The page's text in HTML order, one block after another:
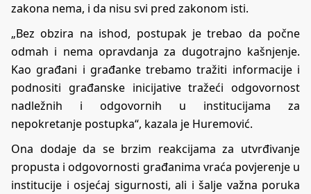
zakona nema, i da nisu svi pred zakonom isti.
„Bez obzira na ishod, postupak je trebao da počne
odmah i nema opravdanja za dugotrajno kašnjenje.
Kao građani i građanke trebamo tražiti informacije i
podnositi građanske inicijative tražeći odgovornost
nadležnih i odgovornih u institucijama za
nepokretanje postupka“, kazala je Huremović.
Ona dodaje da se brzim reakcijama za utvrđivanje
propusta i odgovornosti građanima vraća povjerenje u
institucije i osjećaj sigurnosti, ali i šalje važna poruka